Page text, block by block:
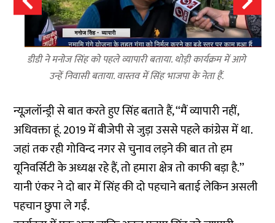
डीडी ने मनोज सिंह को पहले व्यापारी बताया. थोड़ी कार्यक्रम में आगे
उन्हें निवासी बताया. वास्तव में सिंह भाजपा के नेता हैं.
न्यूज़लॉन्ड्री से बात करते हुए सिंह बताते हैं, ‘‘मैं व्यापारी नहीं,
अधिवक्ता हूं. 2019 में बीजेपी से जुड़ा उससे पहले कांग्रेस में था.
जहां तक रही गोविन्द नगर से चुनाव लड़ने की बात तो हम
यूनिवर्सिटी के अध्यक्ष रहे हैं, तो हमारा क्षेत्र तो काफी बड़ा है.’’
यानी एंकर ने दो बार में सिंह की दो पहचाने बताई लेकिन असली
पहचान छुपा ले गईं.